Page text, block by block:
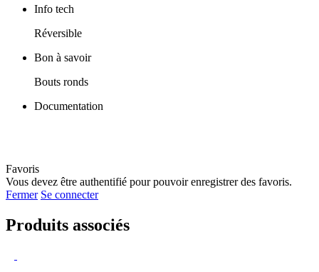
Info tech
Réversible
Bon à savoir
Bouts ronds
Documentation
Favoris
Vous devez être authentifié pour pouvoir enregistrer des favoris.
Fermer Se connecter
Produits associés